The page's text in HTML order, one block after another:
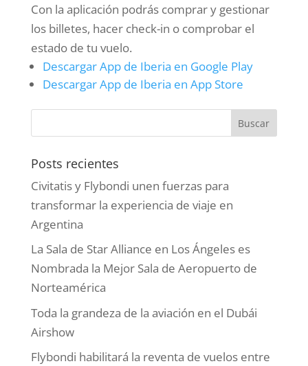
Con la aplicación podrás comprar y gestionar
los billetes, hacer check-in o comprobar el
estado de tu vuelo.
Descargar App de Iberia en Google Play
Descargar App de Iberia en App Store
Posts recientes
Civitatis y Flybondi unen fuerzas para
transformar la experiencia de viaje en
Argentina
La Sala de Star Alliance en Los Ángeles es
Nombrada la Mejor Sala de Aeropuerto de
Norteamérica
Toda la grandeza de la aviación en el Dubái
Airshow
Flybondi habilitará la reventa de vuelos entre